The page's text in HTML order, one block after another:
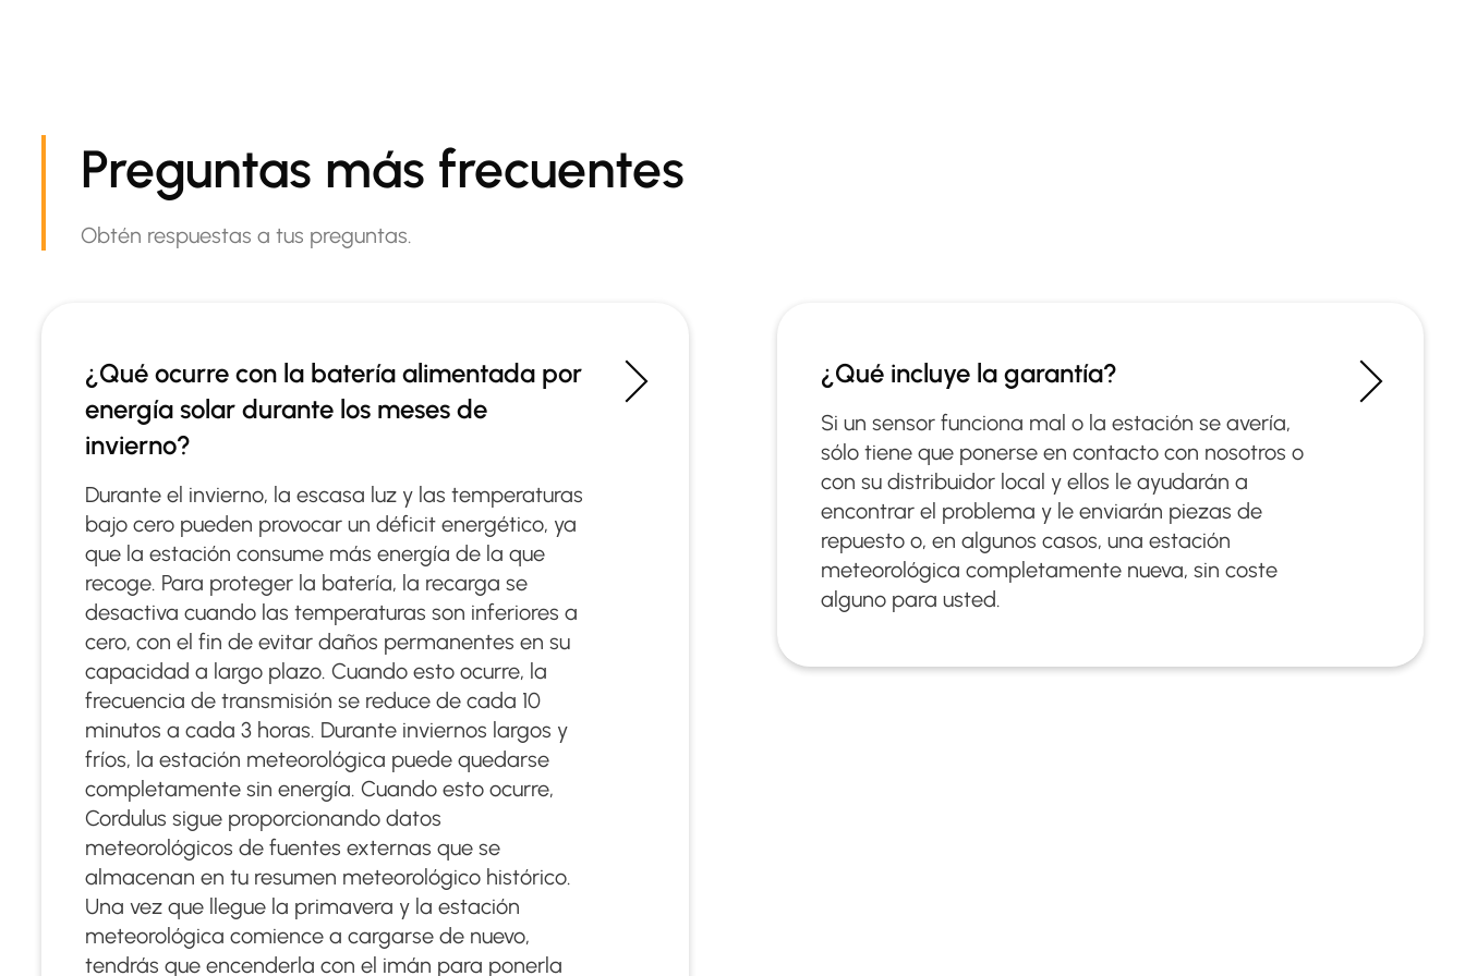
Preguntas más frecuentes
Obtén respuestas a tus preguntas.
¿Qué ocurre con la batería alimentada por
energía solar durante los meses de
invierno?
Durante el invierno, la escasa luz y las temperaturas
bajo cero pueden provocar un déficit energético, ya
que la estación consume más energía de la que
recoge. Para proteger la batería, la recarga se
desactiva cuando las temperaturas son inferiores a
cero, con el fin de evitar daños permanentes en su
capacidad a largo plazo. Cuando esto ocurre, la
frecuencia de transmisión se reduce de cada 10
minutos a cada 3 horas. Durante inviernos largos y
fríos, la estación meteorológica puede quedarse
completamente sin energía. Cuando esto ocurre,
Cordulus sigue proporcionando datos
meteorológicos de fuentes externas que se
almacenan en tu resumen meteorológico histórico.
Una vez que llegue la primavera y la estación
meteorológica comience a cargarse de nuevo,
tendrás que encenderla con el imán para ponerla
¿Qué incluye la garantía?
Si un sensor funciona mal o la estación se avería,
sólo tiene que ponerse en contacto con nosotros o
con su distribuidor local y ellos le ayudarán a
encontrar el problema y le enviarán piezas de
repuesto o, en algunos casos, una estación
meteorológica completamente nueva, sin coste
alguno para usted.